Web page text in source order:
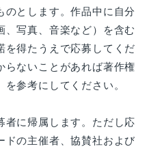
のとします。作品中に自分
、写真、音楽など）を含む
を得たうえで応募してくだ
らないことがあれば著作権
参考にしてください。
者に帰属します。ただし応
ドの主催者、協賛社および